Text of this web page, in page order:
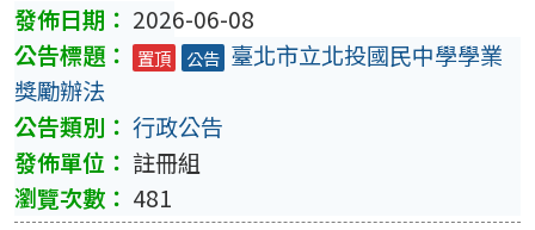
2026-06-08
置頂 公告 臺北市立北投國民中學學業
獎勵辦法
行政公告
註冊組
481